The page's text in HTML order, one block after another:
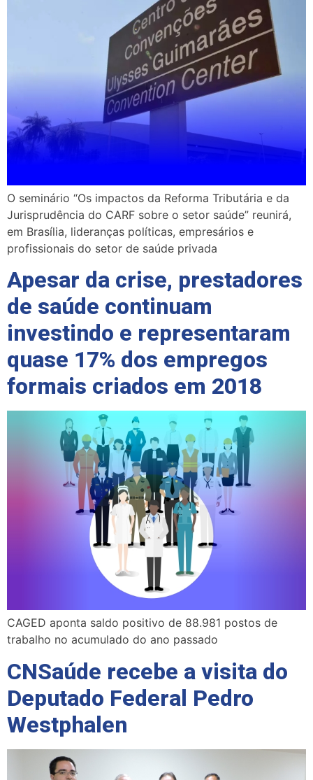
O seminário “Os impactos da Reforma Tributária e da
Jurisprudência do CARF sobre o setor saúde” reunirá,
em Brasília, lideranças políticas, empresários e
profissionais do setor de saúde privada
Apesar da crise, prestadores
de saúde continuam
investindo e representaram
quase 17% dos empregos
formais criados em 2018
CAGED aponta saldo positivo de 88.981 postos de
trabalho no acumulado do ano passado
CNSaúde recebe a visita do
Deputado Federal Pedro
Westphalen